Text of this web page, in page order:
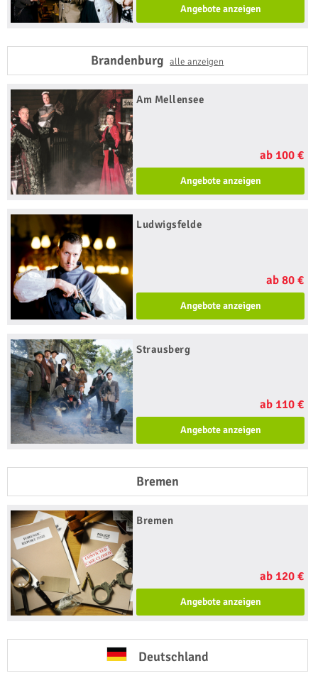
Angebote anzeigen
Brandenburgalle anzeigen
Am Mellensee
ab 100 €
Angebote anzeigen
Ludwigsfelde
ab 80 €
Angebote anzeigen
Strausberg
ab 110 €
Angebote anzeigen
Bremen
Bremen
ab 120 €
Angebote anzeigen
Deutschland